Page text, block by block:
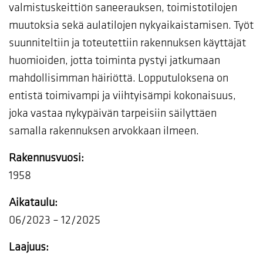
valmistuskeittiön saneerauksen, toimistotilojen
muutoksia sekä aulatilojen nykyaikaistamisen. Työt
suunniteltiin ja toteutettiin rakennuksen käyttäjät
huomioiden, jotta toiminta pystyi jatkumaan
mahdollisimman häiriöttä. Lopputuloksena on
entistä toimivampi ja viihtyisämpi kokonaisuus,
joka vastaa nykypäivän tarpeisiin säilyttäen
samalla rakennuksen arvokkaan ilmeen.
Rakennusvuosi:
1958
Aikataulu:
06/2023 – 12/2025
Laajuus: